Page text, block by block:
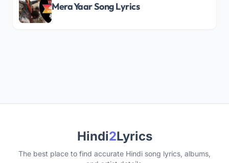
Mera Yaar Song Lyrics
Hindi2Lyrics
The best place to find accurate Hindi song lyrics, albums,